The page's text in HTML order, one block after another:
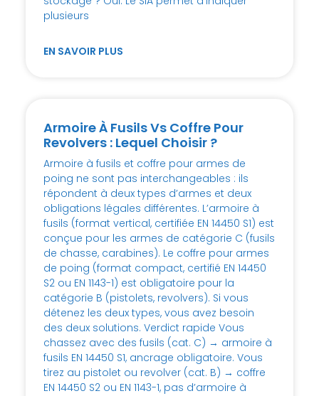
plusieurs
EN SAVOIR PLUS
Armoire À Fusils Vs Coffre Pour
Revolvers : Lequel Choisir ?
Armoire à fusils et coffre pour armes de
poing ne sont pas interchangeables : ils
répondent à deux types d’armes et deux
obligations légales différentes. L’armoire à
fusils (format vertical, certifiée EN 14450 S1) est
conçue pour les armes de catégorie C (fusils
de chasse, carabines). Le coffre pour armes
de poing (format compact, certifié EN 14450
S2 ou EN 1143-1) est obligatoire pour la
catégorie B (pistolets, revolvers). Si vous
détenez les deux types, vous avez besoin
des deux solutions. Verdict rapide Vous
chassez avec des fusils (cat. C) → armoire à
fusils EN 14450 S1, ancrage obligatoire. Vous
tirez au pistolet ou revolver (cat. B) → coffre
EN 14450 S2 ou EN 1143-1, pas d’armoire à